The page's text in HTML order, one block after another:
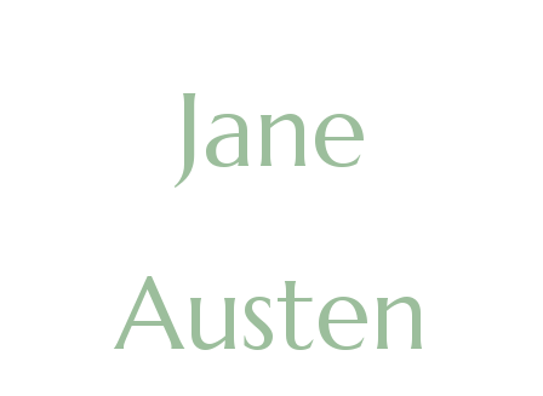
Jane
Austen